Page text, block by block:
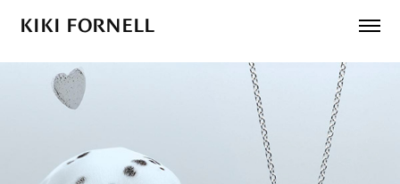
KIKI FORNELL